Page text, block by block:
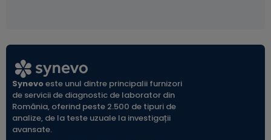
Synevoeste unul dintre principalii furnizori
de servicii de diagnostic de laborator din
România, oferind peste 2.500 de tipuri de
analize, de la teste uzuale la investigații
avansate.